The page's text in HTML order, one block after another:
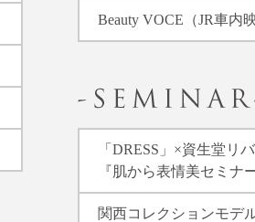
Beauty VOCE（JR車内
「DRESS」×資生堂リ
『肌から表情美セミナ
関西コレクションモデ